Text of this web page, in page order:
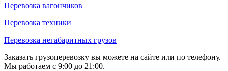
Перевозка вагончиков
Перевозка техники
Перевозка негабаритных грузов
Заказать грузоперевозку вы можете на сайте или по телефону.
Мы работаем с 9:00 до 21:00.